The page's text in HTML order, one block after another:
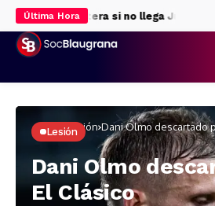
Última Hora
la delantera si no llega Julián Álvarez
Inicio Lesión Dani Olmo descartado
Lesión
Dani Olmo
El Clásico